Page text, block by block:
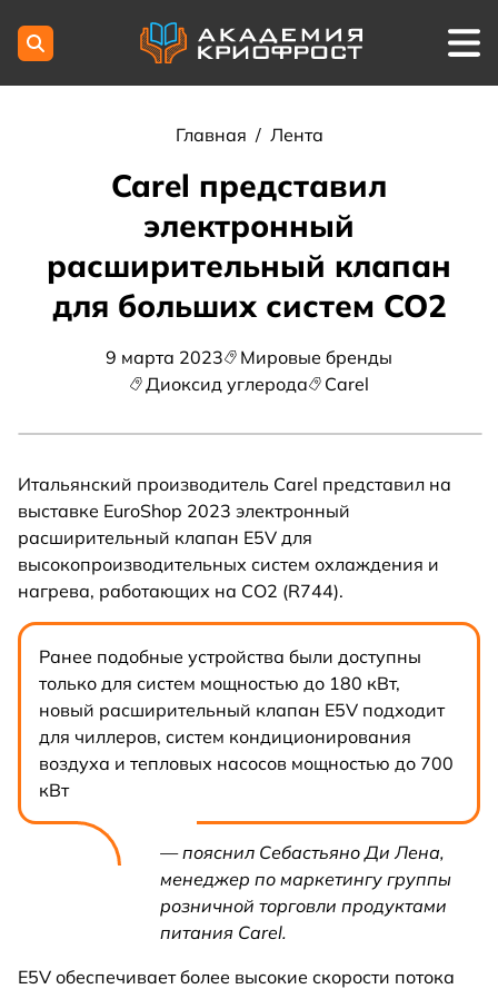
Главная / Лента
Carel представил
электронный
расширительный клапан
для больших систем CO2
9 марта 2023
Мировые бренды
Диоксид углерода
Carel
Итальянский производитель Carel представил на
выставке EuroShop 2023 электронный
расширительный клапан E5V для
высокопроизводительных систем охлаждения и
нагрева, работающих на CO2 (R744).
Ранее подобные устройства были доступны
только для систем мощностью до 180 кВт,
новый расширительный клапан E5V подходит
для чиллеров, систем кондиционирования
воздуха и тепловых насосов мощностью до 700
кВт
— пояснил Себастьяно Ди Лена,
менеджер по маркетингу группы
розничной торговли продуктами
питания Carel.
E5V обеспечивает более высокие скорости потока